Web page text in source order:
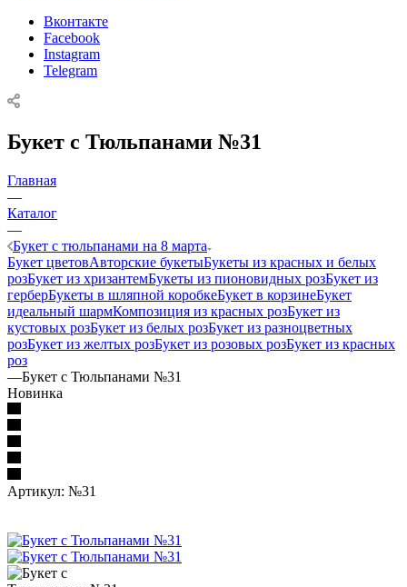
Вконтакте
Facebook
Instagram
Telegram
Букет с Тюльпанами №31
Главная
—
Каталог
—
Букет с тюльпанами на 8 марта
Букет цветовАвторские букетыБукеты из красных и белых
розБукет из хризантемБукеты из пионовидных розБукет из
герберБукеты в шляпной коробкеБукет в корзинеБукет
идеальный шармКомпозиция из красных розБукет из
кустовых розБукет из белых розБукет из разноцветных
розБукет из желтых розБукет из розовых розБукет из красных
роз
—Букет с Тюльпанами №31
Новинка
Артикул: №31